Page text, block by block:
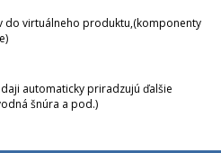
do virtuálneho produktu,(komponenty
automaticky priradzujú ďalšie
šnúra a pod.)